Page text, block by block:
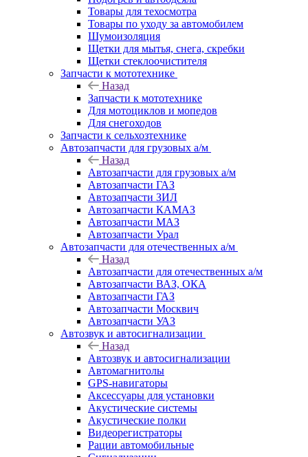
Товары для техосмотра
Товары по уходу за автомобилем
Шумоизоляция
Щетки для мытья, снега, скребки
Щетки стеклоочистителя
Запчасти к мототехнике
Назад
Запчасти к мототехнике
Для мотоциклов и мопедов
Для снегоходов
Запчасти к сельхозтехнике
Автозапчасти для грузовых а/м
Назад
Автозапчасти для грузовых а/м
Автозапчасти ГАЗ
Автозапчасти ЗИЛ
Автозапчасти КАМАЗ
Автозапчасти МАЗ
Автозапчасти Урал
Автозапчасти для отечественных а/м
Назад
Автозапчасти для отечественных а/м
Автозапчасти ВАЗ, ОКА
Автозапчасти ГАЗ
Автозапчасти Москвич
Автозапчасти УАЗ
Автозвук и автосигнализации
Назад
Автозвук и автосигнализации
Автомагнитолы
GPS-навигаторы
Аксессуары для установки
Акустические системы
Акустические полки
Видеорегистраторы
Рации автомобильные